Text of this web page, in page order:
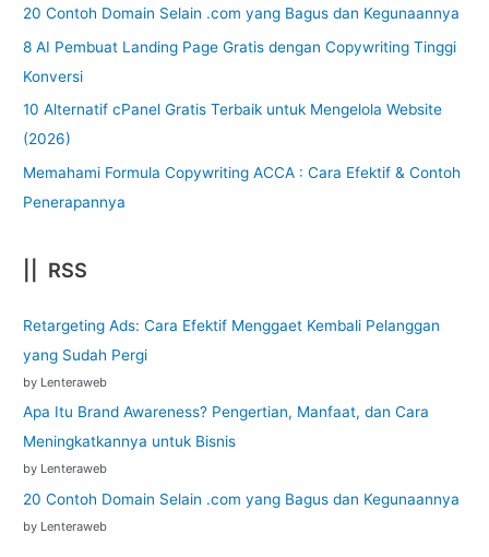
20 Contoh Domain Selain .com yang Bagus dan Kegunaannya
8 AI Pembuat Landing Page Gratis dengan Copywriting Tinggi
Konversi
10 Alternatif cPanel Gratis Terbaik untuk Mengelola Website
(2026)
Memahami Formula Copywriting ACCA : Cara Efektif & Contoh
Penerapannya
|| RSS
Retargeting Ads: Cara Efektif Menggaet Kembali Pelanggan
yang Sudah Pergi
by Lenteraweb
Apa Itu Brand Awareness? Pengertian, Manfaat, dan Cara
Meningkatkannya untuk Bisnis
by Lenteraweb
20 Contoh Domain Selain .com yang Bagus dan Kegunaannya
by Lenteraweb